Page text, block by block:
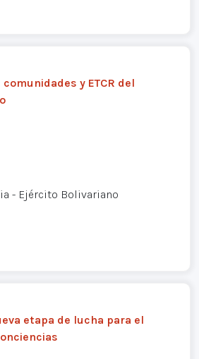
y ETCR del
- Ejército Bolivariano
etapa de lucha para el